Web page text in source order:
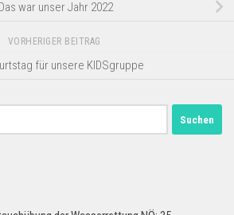
Das war unser Jahr 2022
VORHERIGER BEITRAG
für unsere KIDSgruppe